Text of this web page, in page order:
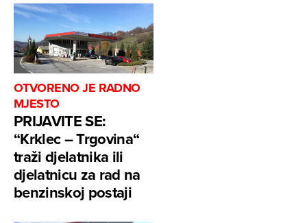
OTVORENO JE RADNO
MJESTO
PRIJAVITE SE:
“Krklec – Trgovina“
traži djelatnika ili
djelatnicu za rad na
benzinskoj postaji